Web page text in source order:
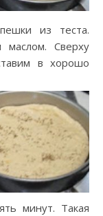
из теста.
Сверху
в хорошо
минут. Такая